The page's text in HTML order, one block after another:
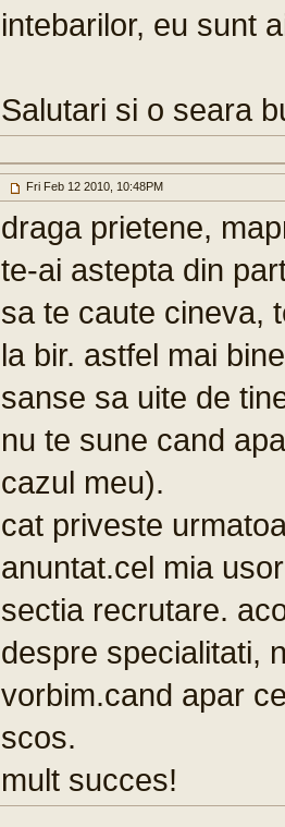
intebarilor, eu sunt
Salutari si o seara
Fri Feb 12 2010, 10:48PM
draga prietene,
te-ai astepta din
sa te caute cineva,
la bir. astfel mai
sanse sa uite de
nu te sune cand
cazul meu).
cat priveste
anuntat.cel mia
sectia recrutare.
despre specialitati,
vorbim.cand apar
scos.
mult succes!